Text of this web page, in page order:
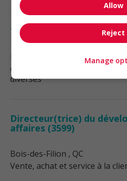
Technicien sur la route
Commerce et offres de services
diverses
Directeur(trice) du
affaires (3599)
Bois-des-Filion , QC
Vente, achat et service à la
Allow
Reject
Manage